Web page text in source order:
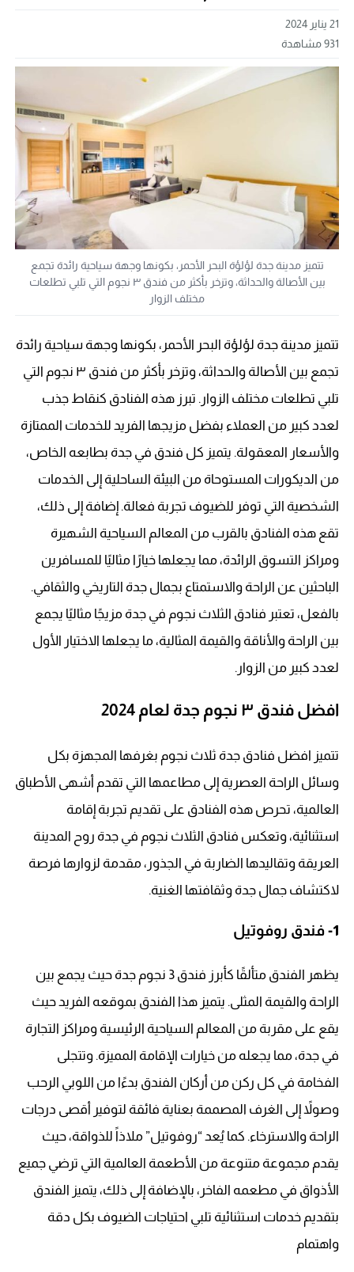
21 يناير 2024
931مشاهدة
تتميز مدينة جدة لؤلؤة البحر الأحمر، بكونها وجهة سياحية رائدة تجمع
بين الأصالة والحداثة، وتزخر بأكثر من فندق ٣ نجوم التي تلبي تطلعات
مختلف الزوار
تتميز مدينة جدة لؤلؤة البحر الأحمر، بكونها وجهة سياحية رائدة
تجمع بين الأصالة والحداثة، وتزخر بأكثر من فندق ٣ نجوم التي
تلبي تطلعات مختلف الزوار. تبرز هذه الفنادق كنقاط جذب
لعدد كبير من العملاء بفضل مزيجها الفريد للخدمات الممتازة
والأسعار المعقولة. يتميز كل فندق في جدة بطابعه الخاص،
من الديكورات المستوحاة من البيئة الساحلية إلى الخدمات
الشخصية التي توفر للضيوف تجربة فعالة. إضافة إلى ذلك،
تقع هذه الفنادق بالقرب من المعالم السياحية الشهيرة
ومراكز التسوق الرائدة، مما يجعلها خيارًا مثاليًا للمسافرين
الباحثين عن الراحة والاستمتاع بجمال جدة التاريخي والثقافي.
بالفعل، تعتبر فنادق الثلاث نجوم في جدة مزيجًا مثاليًا يجمع
بين الراحة والأناقة والقيمة المثالية، ما يجعلها الاختيار الأول
لعدد كبير من الزوار.
افضل فندق ٣ نجوم جدة لعام 2024
تتميز افضل فنادق جدة ثلاث نجوم بغرفها المجهزة بكل
وسائل الراحة العصرية إلى مطاعمها التي تقدم أشهى الأطباق
العالمية، تحرص هذه الفنادق على تقديم تجربة إقامة
استثنائية، وتعكس فنادق الثلاث نجوم في جدة روح المدينة
العريقة وتقاليدها الضاربة في الجذور، مقدمة لزوارها فرصة
لاكتشاف جمال جدة وثقافتها الغنية.
1- فندق روفوتيل
يظهر الفندق متألقًا كأبرز فندق 3 نجوم جدة حيث يجمع بين
الراحة والقيمة المثلى. يتميز هذا الفندق بموقعه الفريد حيث
يقع على مقربة من المعالم السياحية الرئيسية ومراكز التجارة
في جدة، مما يجعله من خيارات الإقامة المميزة. وتتجلى
الفخامة في كل ركن من أركان الفندق بدءًا من اللوبي الرحب
وصولاً إلى الغرف المصممة بعناية فائقة لتوفير أقصى درجات
الراحة والاسترخاء. كما يُعد “روفوتيل” ملاذاً للذواقة، حيث
يقدم مجموعة متنوعة من الأطعمة العالمية التي ترضي جميع
الأذواق في مطعمه الفاخر، بالإضافة إلى ذلك، يتميز الفندق
بتقديم خدمات استثنائية تلبي احتياجات الضيوف بكل دقة
واهتمام